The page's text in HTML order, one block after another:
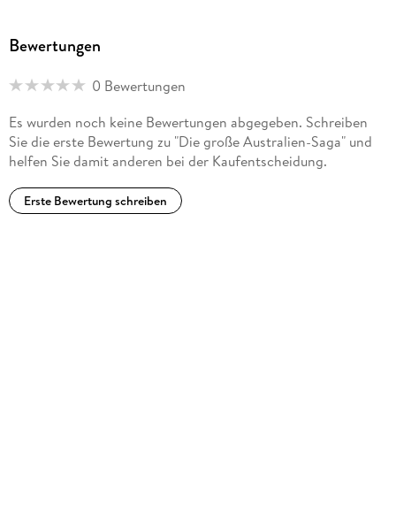
verlage. de und mehr zur Autorin unter ulrikerenk. de.
Bewertungen
0 Bewertungen
Es wurden noch keine Bewertungen abgegeben. Schreiben
Sie die erste Bewertung zu "Die große Australien-Saga" und
helfen Sie damit anderen bei der Kaufentscheidung.
Erste Bewertung schreiben